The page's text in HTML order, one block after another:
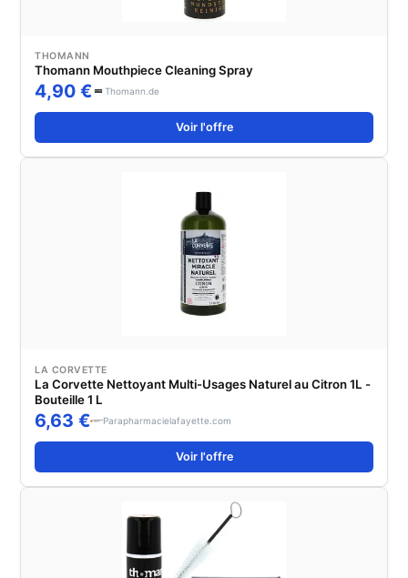
THOMANN
Thomann Mouthpiece Cleaning Spray
4,90 € Thomann.de
Voir l'offre
LA CORVETTE
La Corvette Nettoyant Multi-Usages Naturel au Citron 1L -
Bouteille 1 L
6,63 € Parapharmacielafayette.com
Voir l'offre